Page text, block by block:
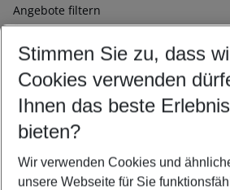
Angebote filtern
Ändern Sie Ihre Kriterien nach Ihren
Abflughafen wählen
Beliebiger Abflughafen
Reisezeitraum wählen
09.08.26– 07.08.27 5-8 Nächte
2 Erwachsene Keine Kinder
Stimmen Sie zu, dass
Cookies verwenden
Ihnen das beste
bieten?
Wir verwenden Cookies und
unsere Webseite für Sie